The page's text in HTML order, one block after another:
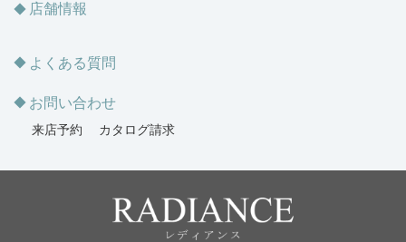
店舗情報
よくある質問
お問い合わせ
来店予約 カタログ請求